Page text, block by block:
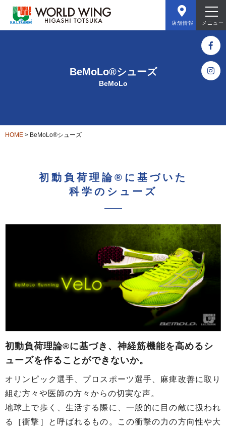
メニュー
店舗情報
BeMoLo®シューズ
BeMoLo
HOME > BeMoLo®シューズ
初動負荷理論®に基づいた
科学のシューズ
初動負荷理論®に基づき、神経筋機能を高めるシ
ューズを作ることができないか。
オリンピック選手、プロスポーツ選手、麻痺改善に取り
組む方々や医師の方々からの切実な声。
地球上で歩く、生活する際に、一般的に目の敵に扱われ
る［衝撃］と呼ばれるもの。この衝撃の力の方向性や大